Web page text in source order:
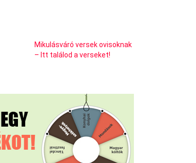
Mikulásváró versek ovisoknak
– Itt találod a verseket!